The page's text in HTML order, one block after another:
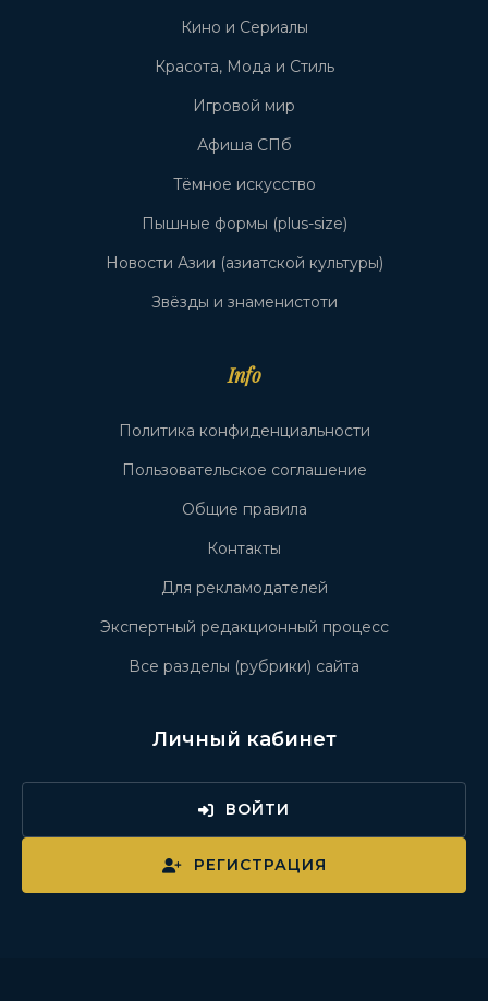
Кино и Сериалы
Красота, Мода и Стиль
Игровой мир
Афиша СПб
Тёмное искусство
Пышные формы (plus-size)
Новости Азии (азиатской культуры)
Звёзды и знаменистоти
Info
Политика конфиденциальности
Пользовательское соглашение
Общие правила
Контакты
Для рекламодателей
Экспертный редакционный процесс
Все разделы (рубрики) сайта
Личный кабинет
ВОЙТИ
РЕГИСТРАЦИЯ